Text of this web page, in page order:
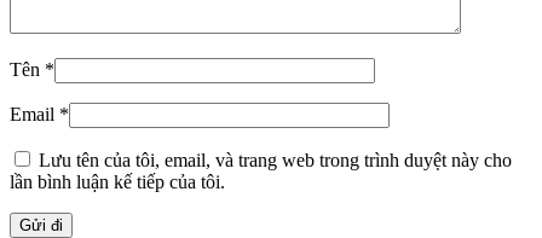
Tên *
Email *
Lưu tên của tôi, email, và trang web trong trình duyệt này cho
lần bình luận kế tiếp của tôi.